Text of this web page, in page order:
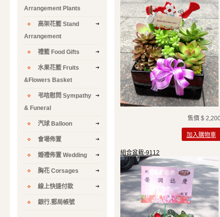
Arrangement Plants
高架花籃 Stand
Arrangement
禮籃 Food Gifts
水果花籃 Fruits
&Flowers Basket
弔唁慰問 Sympathy
& Funeral
汽球 Balloon
會場佈置
婚禮佈置 Wedding
胸花 Corsages
線上快速付款
銀行.郵局帳號
售價 $
加入購物車
組合盆栽-9112